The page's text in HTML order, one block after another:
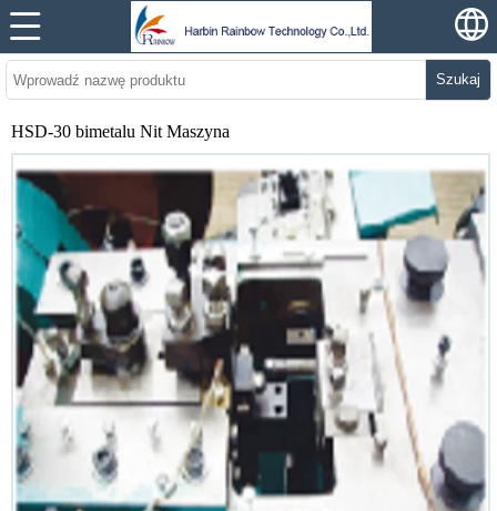
Szukaj
HSD-30 bimetalu Nit Maszyna